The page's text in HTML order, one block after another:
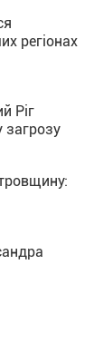
регіонах
Ріг
загрозу